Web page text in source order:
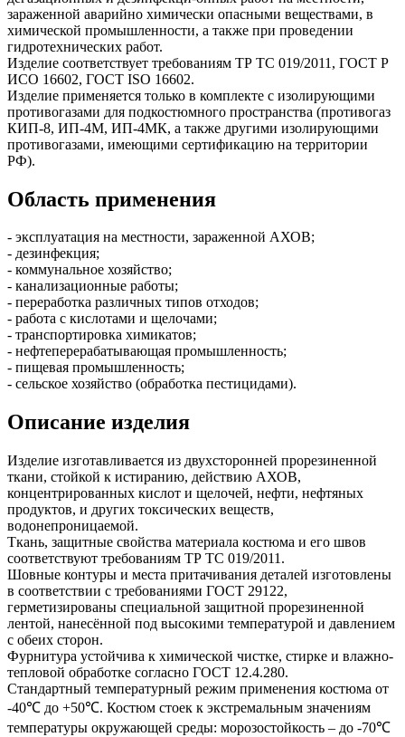
зараженной аварийно химически опасными веществами, в
химической промышленности, а также при проведении
гидротехнических работ.
Изделие соответствует требованиям ТР ТС 019/2011, ГОСТ Р
ИСО 16602, ГОСТ ISO 16602.
Изделие применяется только в комплекте с изолирующими
противогазами для подкостюмного пространства (противогаз
КИП-8, ИП-4М, ИП-4МК, а также другими изолирующими
противогазами, имеющими сертификацию на территории
РФ).
Область применения
- эксплуатация на местности, зараженной АХОВ;
- дезинфекция;
- коммунальное хозяйство;
- канализационные работы;
- переработка различных типов отходов;
- работа с кислотами и щелочами;
- транспортировка химикатов;
- нефтеперерабатывающая промышленность;
- пищевая промышленность;
- сельское хозяйство (обработка пестицидами).
Описание изделия
Изделие изготавливается из двухсторонней прорезиненной
ткани, стойкой к истиранию, действию АХОВ,
концентрированных кислот и щелочей, нефти, нефтяных
продуктов, и других токсических веществ,
водонепроницаемой.
Ткань, защитные свойства материала костюма и его швов
соответствуют требованиям ТР ТС 019/2011.
Шовные контуры и места притачивания деталей изготовлены
в соответствии с требованиями ГОСТ 29122,
герметизированы специальной защитной прорезиненной
лентой, нанесённой под высокими температурой и давлением
с обеих сторон.
Фурнитура устойчива к химической чистке, стирке и влажно-
тепловой обработке согласно ГОСТ 12.4.280.
Стандартный температурный режим применения костюма от
-40℃ до +50℃. Костюм стоек к экстремальным значениям
температуры окружающей среды: морозостойкость – до -70℃